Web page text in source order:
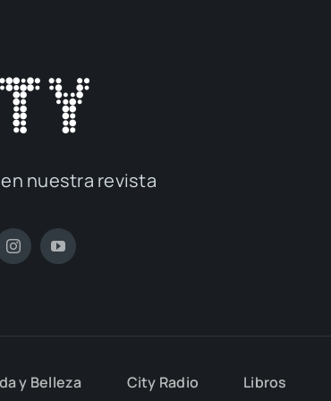
nues­tra revis­ta
y Belle­za City Radio Libros